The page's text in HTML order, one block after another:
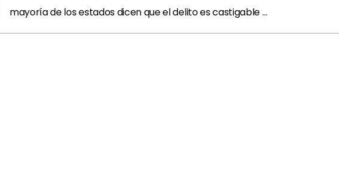
mayoría de los estados dicen que el delito es castigable …